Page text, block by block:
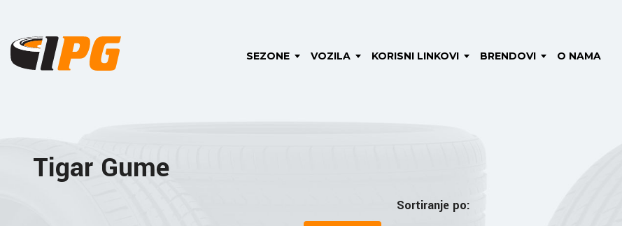
SEZONE VOZILA KORISNI LINKOVI BRENDOVI O NAMA
Tigar Gume
Sortiranje po: